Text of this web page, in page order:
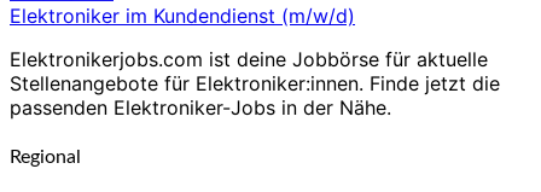
Elektroniker im Kundendienst (m/w/d)
Elektronikerjobs.com ist deine Jobbörse für aktuelle
Stellenangebote für Elektroniker:innen. Finde jetzt die
passenden Elektroniker-Jobs in der Nähe.
Regional